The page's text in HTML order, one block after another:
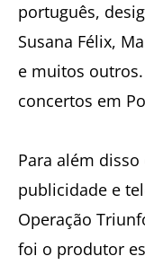
português,
Susana Félix,
e muitos
concertos em
Para além
publicidade e
Operação
foi o produtor